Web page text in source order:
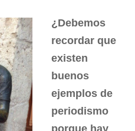
¿Debemos
recordar que
existen
buenos
ejemplos de
periodismo
porque hay